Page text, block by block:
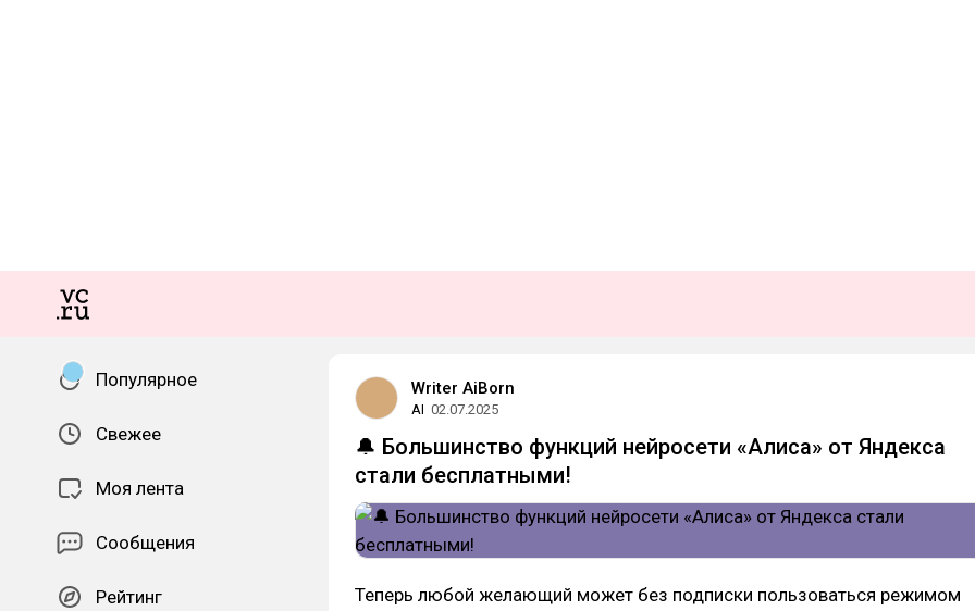
Популярное
Свежее
Моя лента
Сообщения
Рейтинг
Writer AiBorn
AI 02.07.2025
🔔 Большинство функций нейросети «Алиса» от Яндекса
стали бесплатными!
Теперь любой желающий может без подписки пользоваться режимом